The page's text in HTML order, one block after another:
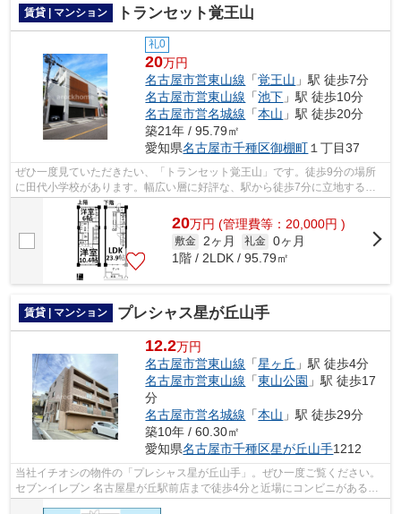
賃貸 | マンション トランセット覚王山
礼0
20万円
名古屋市営東山線 「覚王山 」駅 徒歩7分
名古屋市営東山線 「池下 」駅 徒歩10分
名古屋市営名城線 「本山 」駅 徒歩20分
築21年 / 95.79㎡
愛知県名古屋市千種区御棚町 １丁目37
ぜひ一度見ていただきたい、「トランセット覚王山」です。徒歩9分の場所
に田代小学校があります。幅広い層に好評な、駅から徒歩7分に立地する物
件です。造りとデザインに関して、自信...
20万円 (管理費等：20,000円 )
敷金 2ヶ月 礼金 0ヶ月
1階 / 2LDK / 95.79㎡
賃貸 | マンション プレシャス星が丘山手
12.2万円
名古屋市営東山線 「星ヶ丘 」駅 徒歩4分
名古屋市営東山線 「東山公園 」駅 徒歩17
分
名古屋市営名城線 「本山 」駅 徒歩29分
築10年 / 60.30㎡
愛知県名古屋市千種区星が丘山手1212
当社イチオシの物件の「プレシャス星が丘山手」。ぜひ一度ご覧ください。
セブンイレブン 名古屋星が丘駅前店まで徒歩4分と近場にコンビニがあるの
もポイント。充実の設備と綺麗な室内...